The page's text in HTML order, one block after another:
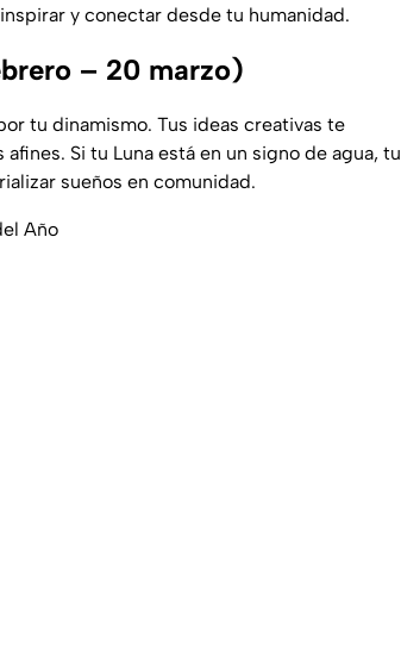
y conectar desde tu humanidad.
– 20 marzo)
tu dinamismo. Tus ideas creativas te
Si tu Luna está en un signo de agua, tu
sueños en comunidad.
Año